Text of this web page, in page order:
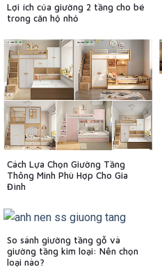
Lợi ích của giường 2 tầng cho bé
trong căn hộ nhỏ
Cách Lựa Chọn Giường Tầng
Thông Minh Phù Hợp Cho Gia
Đình
So sánh giường tầng gỗ và
giường tầng kim loại: Nên chọn
loại nào?